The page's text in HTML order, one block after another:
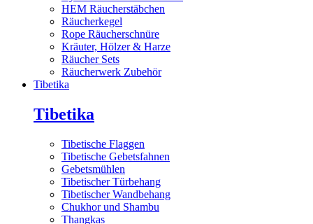
HEM Räucherstäbchen
Räucherkegel
Rope Räucherschnüre
Kräuter, Hölzer & Harze
Räucher Sets
Räucherwerk Zubehör
Tibetika
Tibetika
Tibetische Flaggen
Tibetische Gebetsfahnen
Gebetsmühlen
Tibetischer Türbehang
Tibetischer Wandbehang
Chukhor und Shambu
Thangkas